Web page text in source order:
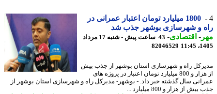
1800 میلیارد تومان اعتبار عمرانی در
و شهرسازی بوشهر جذب شد
-اقتصادی-
43 ساعت پیش - شنبه 17 مرداد
82046529
راه و شهرسازی استان بوشهر از جذب بیش
از هزار و 800 میلیارد تومان اعتبار در پروژه های
سال گذشته خبر داد. - بوشهر- مدیرکل راه و شهرسازی استان بوشهر از
از هزار و 800 میلیارد ...